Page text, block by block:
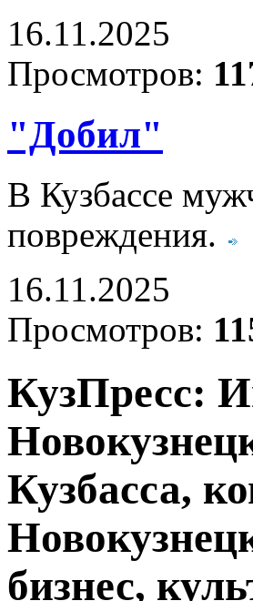
16.11.2025
Просмотров:
"Добил"
В Кузбассе
повреждения.
16.11.2025
Просмотров:
КузПресс:
Кузбасса,
бизнес,